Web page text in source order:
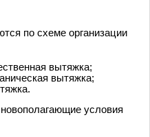
по схеме организации
вытяжка;
вытяжка;
условия